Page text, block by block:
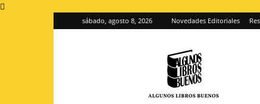
sábado, agosto 8, 2026 Novedades Editoriales